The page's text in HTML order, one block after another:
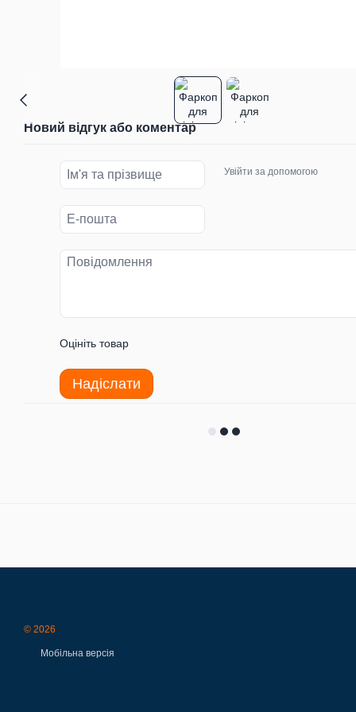
Новий відгук або коментар
Увійти за допомогою
Оцініть товар
Надіслати
© 2026
Мобільна версія